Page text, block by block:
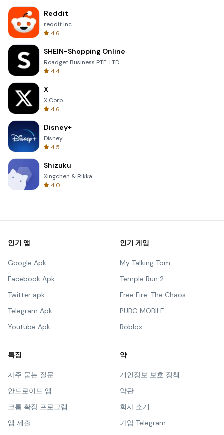
Reddit
reddit Inc.
4.6
SHEIN-Shopping Online
Roadget Business PTE. LTD.
4.4
X
X Corp.
4.6
Disney+
Disney
4.5
Shizuku
Xingchen & Rikka
4.0
인기 앱
Google Apk
Facebook Apk
Twitter apk
Telegram Apk
Youtube Apk
인기 게임
My Talking Tom
Temple Run 2
Free Fire: The Chaos
PUBG MOBILE
Roblox
특징
자주 묻는 질문
안드로이드 앱
크롬 확장 프로그램
앱 제출
약
개인정보 보호 정책
약관
회사 소개
가입 Telegram